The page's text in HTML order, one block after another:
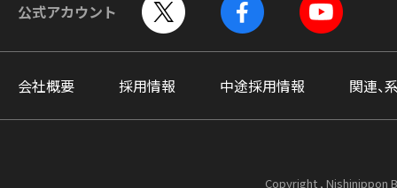
公式アカウント
会社概要 採用情報 中途採用情報 関連、
Copyright , Nishinippon